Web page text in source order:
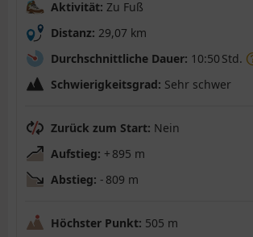
Aktivität: Zu Fuß
Distanz: 29,07 km
Durchschnittliche Dauer: 10:50 Std.
Schwierigkeitsgrad: Sehr schwer
Zurück zum Start: Nein
Aufstieg: + 895 m
Abstieg: - 809 m
Höchster Punkt: 505 m